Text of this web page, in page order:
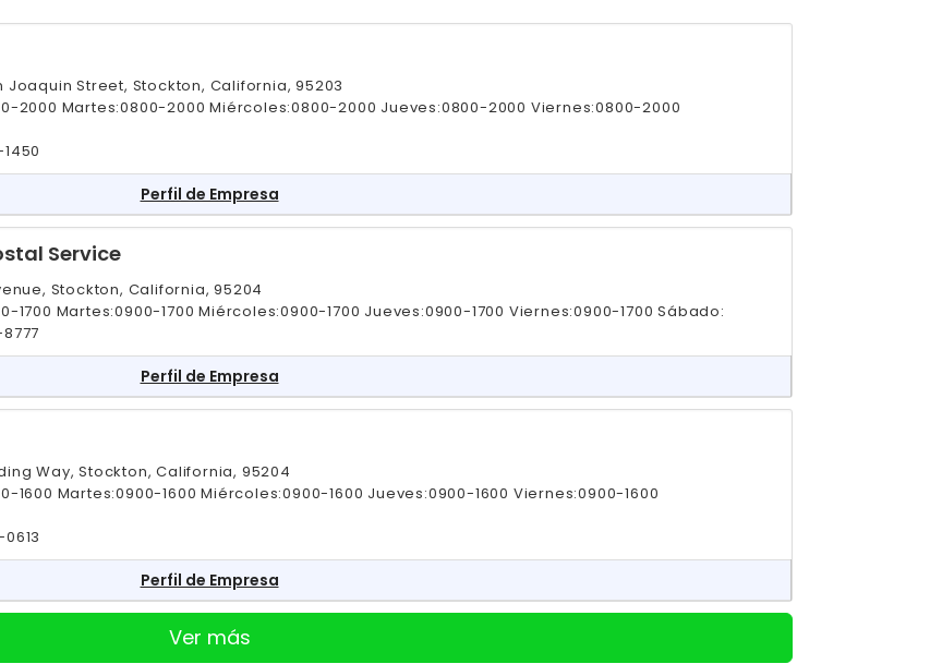
Joaquin Street, Stockton, California, 95203
2000 Martes:0800-2000 Miércoles:0800-2000 Jueves:0800-2000 Viernes:0800-2000
Perfil de Empresa
Service
Stockton, California, 95204
1700 Martes:0900-1700 Miércoles:0900-1700 Jueves:0900-1700 Viernes:0900-1700 Sábado:
Perfil de Empresa
Way, Stockton, California, 95204
1600 Martes:0900-1600 Miércoles:0900-1600 Jueves:0900-1600 Viernes:0900-1600
Perfil de Empresa
Ver más